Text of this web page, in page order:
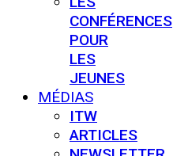
CONFÉRENCES
POUR
LES
JEUNES
MÉDIAS
ITW
ARTICLES